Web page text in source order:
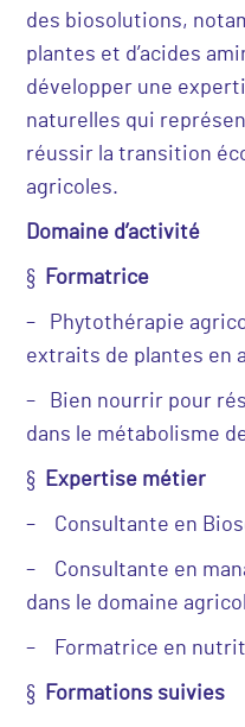
des biosolutions,
plantes et d’acides
développer une
naturelles qui
réussir la transition
agricoles.
Domaine d’activité
§ Formatrice
– Phytothérapie
extraits de plantes en
– Bien nourrir pour
dans le métabolisme
§ Expertise métier
– Consultante en
– Consultante en
dans le domaine
– Formatrice en
§ Formations suivies